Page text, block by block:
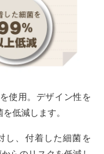
使用。デザイン性を
低減します。
し、付着した細菌を